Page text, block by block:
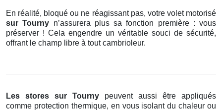
En réalité, bloqué ou ne réagissant pas, votre volet motorisé
sur Tourny n’assurera plus sa fonction première : vous
préserver ! Cela engendre un véritable souci de sécurité,
offrant le champ libre à tout cambrioleur.
Les stores sur Tourny peuvent aussi être appliqués
comme protection thermique, en vous isolant du chaleur ou